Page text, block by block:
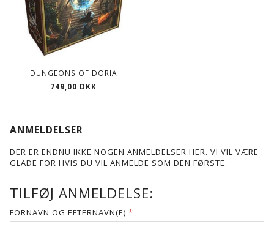
DUNGEONS OF DORIA
749,00 DKK
ANMELDELSER
DER ER ENDNU IKKE NOGEN ANMELDELSER HER. VI VIL VÆRE
GLADE FOR HVIS DU VIL ANMELDE SOM DEN FØRSTE.
TILFØJ ANMELDELSE:
FORNAVN OG EFTERNAVN(E)